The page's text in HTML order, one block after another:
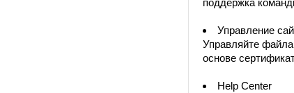
поддержка
Управление
Управляйте
основе
Help Center